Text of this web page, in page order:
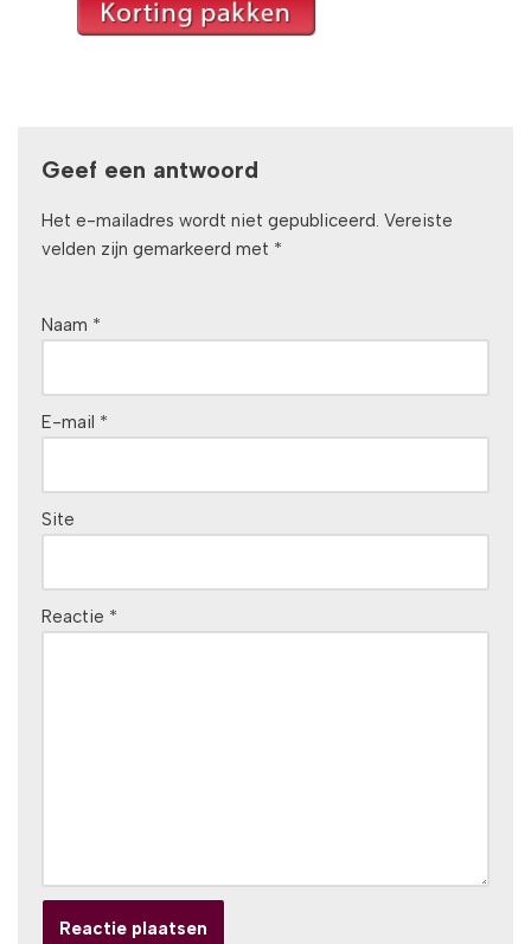
Geef een antwoord
Het e-mailadres wordt niet gepubliceerd. Vereiste
velden zijn gemarkeerd met *
Naam *
E-mail *
Site
Reactie *